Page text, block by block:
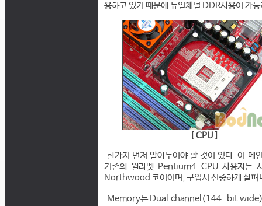
용하고 있기 때문에 듀얼채널 DDR사용이 가
[ CPU ]
한가지 먼저 알아두어야 할 것이 있다. 이
기존의 윌라멧 Pentium4 CPU 사용자는
Northwood 코어이며, 구입시 신중하게 살펴
Memory는 Dual channel(144-bit wide)